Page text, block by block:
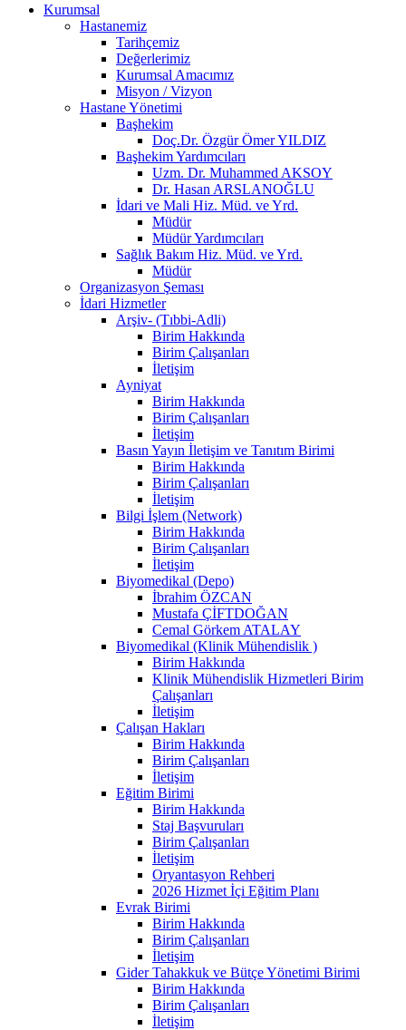
Kurumsal
Hastanemiz
Tarihçemiz
Değerlerimiz
Kurumsal Amacımız
Misyon / Vizyon
Hastane Yönetimi
Başhekim
Doç.Dr. Özgür Ömer YILDIZ
Başhekim Yardımcıları
Uzm. Dr. Muhammed AKSOY
Dr. Hasan ARSLANOĞLU
İdari ve Mali Hiz. Müd. ve Yrd.
Müdür
Müdür Yardımcıları
Sağlık Bakım Hiz. Müd. ve Yrd.
Müdür
Organizasyon Şeması
İdari Hizmetler
Arşiv- (Tıbbi-Adli)
Birim Hakkında
Birim Çalışanları
İletişim
Ayniyat
Birim Hakkında
Birim Çalışanları
İletişim
Basın Yayın İletişim ve Tanıtım Birimi
Birim Hakkında
Birim Çalışanları
İletişim
Bilgi İşlem (Network)
Birim Hakkında
Birim Çalışanları
İletişim
Biyomedikal (Depo)
İbrahim ÖZCAN
Mustafa ÇİFTDOĞAN
Cemal Görkem ATALAY
Biyomedikal (Klinik Mühendislik )
Birim Hakkında
Klinik Mühendislik Hizmetleri Birim
Çalışanları
İletişim
Çalışan Hakları
Birim Hakkında
Birim Çalışanları
İletişim
Eğitim Birimi
Birim Hakkında
Staj Başvuruları
Birim Çalışanları
İletişim
Oryantasyon Rehberi
2026 Hizmet İçi Eğitim Planı
Evrak Birimi
Birim Hakkında
Birim Çalışanları
İletişim
Gider Tahakkuk ve Bütçe Yönetimi Birimi
Birim Hakkında
Birim Çalışanları
İletişim